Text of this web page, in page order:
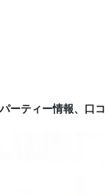
ーティー情報、口